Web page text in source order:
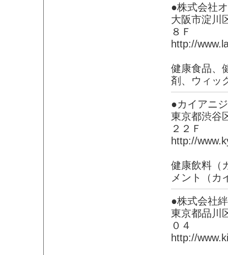
●株式会社
大阪市淀川
８Ｆ
http://
健康食品、
剤、ウィッ
●カイアニ
東京都渋谷
２２Ｆ
http://
健康飲料（
メント（カ
●株式会社絆
東京都品川
０４
http://